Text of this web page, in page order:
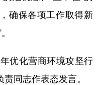
确保各项工作取得新
优化营商环境攻坚行
同志作表态发言。